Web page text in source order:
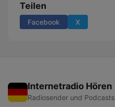
Teilen
Facebook X
Internetradio Hören
Radiosender und Podcasts